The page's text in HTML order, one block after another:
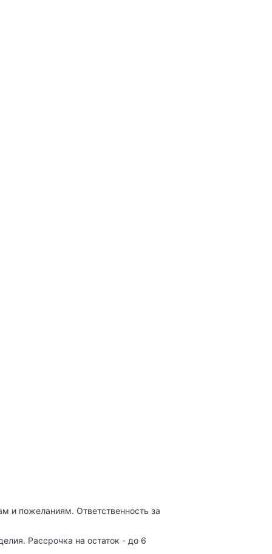
и пожеланиям. Ответственность за
Рассрочка на остаток - до 6